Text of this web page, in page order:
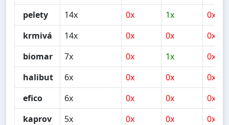
pelety 14x 0x 1x
0x
krmivá
14x 0x 0x
0x
biomar
7x 0x 1x
0x
halibut
6x 0x 0x
0x
efico
6x 0x 0x
0x
kaprov
5x 0x 0x
0x